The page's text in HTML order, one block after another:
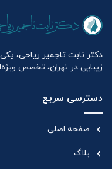
دکتر نابت تاجمیر ریاحی،
زیبایی در تهران، تخصص
دسترسی سریع
صفحه اصلی
بلاگ